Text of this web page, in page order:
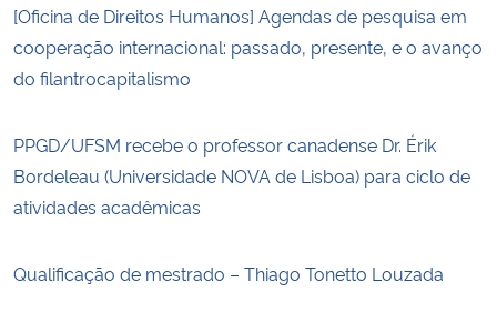
[Oficina de Direitos Humanos] Agendas de pesquisa em
cooperação internacional: passado, presente, e o avanço
do filantrocapitalismo
PPGD/UFSM recebe o professor canadense Dr. Érik
Bordeleau (Universidade NOVA de Lisboa) para ciclo de
atividades acadêmicas
Qualificação de mestrado – Thiago Tonetto Louzada